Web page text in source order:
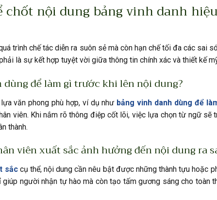
nội dung bảng vinh danh
trình chế tác diễn ra suôn sẻ mà còn hạn chế tối đa các sai
là sự kết hợp tuyệt vời giữa thông tin chính xác và thiết kế
để làm gì trước khi lên nội dung?
văn phong phù hợp, ví dụ như bảng vinh danh dùng để
viên. Khi nắm rõ thông điệp cốt lõi, việc lựa chọn từ ngữ sẽ
thành.
viên xuất sắc ảnh hưởng đến nội dung ra
sắccụ thể, nội dung cần nêu bật được những thành tựu hoặc
người nhận tự hào mà còn tạo tấm gương sáng cho toàn